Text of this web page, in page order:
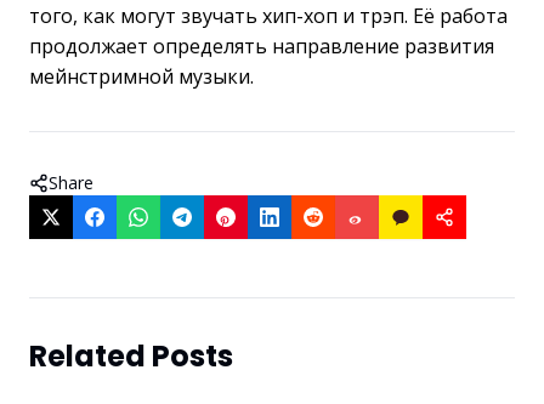
того, как могут звучать хип-хоп и трэп. Её работа
продолжает определять направление развития
мейнстримной музыки.
Share
Related Posts